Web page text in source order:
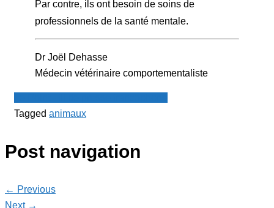
Par contre, ils ont besoin de soins de
professionnels de la santé mentale.
Dr Joël Dehasse
Médecin vétérinaire comportementaliste
Tagged animaux
Post navigation
← Previous
Next →